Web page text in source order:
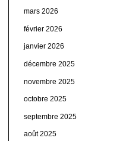
mars 2026
février 2026
janvier 2026
décembre 2025
novembre 2025
octobre 2025
septembre 2025
août 2025